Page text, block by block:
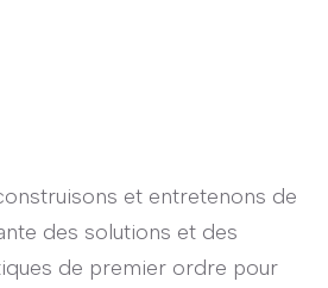
et entretenons de
des solutions et des
de premier ordre pour